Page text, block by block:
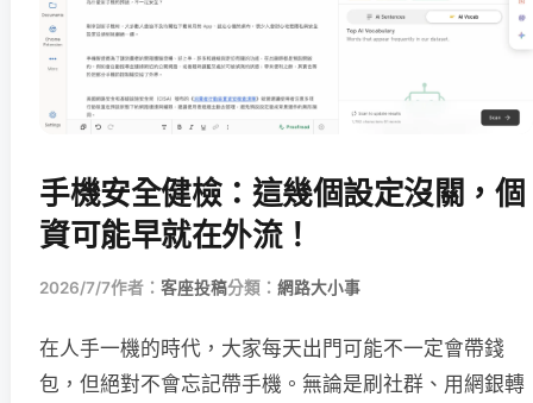
手機安全健檢：這幾個設定沒關，個
資可能早就在外流！
2026/7/7作者： 客座投稿分類： 網路大小事
在人手一機的時代，大家每天出門可能不一定會帶錢
包，但絕對不會忘記帶手機。無論是刷社群、用網銀轉